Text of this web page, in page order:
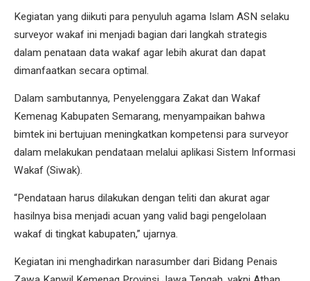
Kegiatan yang diikuti para penyuluh agama Islam ASN selaku
surveyor wakaf ini menjadi bagian dari langkah strategis
dalam penataan data wakaf agar lebih akurat dan dapat
dimanfaatkan secara optimal.
Dalam sambutannya, Penyelenggara Zakat dan Wakaf
Kemenag Kabupaten Semarang, menyampaikan bahwa
bimtek ini bertujuan meningkatkan kompetensi para surveyor
dalam melakukan pendataan melalui aplikasi Sistem Informasi
Wakaf (Siwak).
“Pendataan harus dilakukan dengan teliti dan akurat agar
hasilnya bisa menjadi acuan yang valid bagi pengelolaan
wakaf di tingkat kabupaten,” ujarnya.
Kegiatan ini menghadirkan narasumber dari Bidang Penais